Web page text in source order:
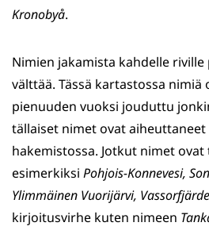
Kronobyå.
Nimien jakamista kahdelle
välttää. Tässä kartastossa nimiä
pienuuden vuoksi jouduttu
tällaiset nimet ovat
hakemistossa. Jotkut nimet ovat
esimerkiksi Pohjois-Konnevesi,
Ylimmäinen Vuorijärvi,
kirjoitusvirhe kuten nimeen